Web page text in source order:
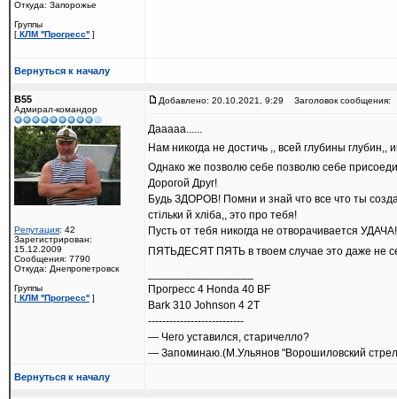
Откуда: Запорожье
Группы
[ КЛМ ''Прогресс'' ]
Вернуться к началу
B55
Адмирал-командор
Репутация: 42
Зарегистрирован:
15.12.2009
Сообщения: 7790
Откуда: Днепропетровск
Группы
[ КЛМ ''Прогресс'' ]
Добавлено: 20.10.2021, 9:29 Заголовок сообщения:
Дааааа......
Нам никогда не достичь ,, всей глубины
Однако же позволю себе позволю себе
Дорогой Друг!
Будь ЗДОРОВ! Помни и знай что все что ты
стільки й хліба,, это про тебя!
Пусть от тебя никогда не отворачивается
ПЯТЬДЕСЯТ ПЯТЬ в твоем случае это даже не
Прогресс 4 Honda 40 BF
Bark 310 Johnson 4 2T
---------------------------
— Чего уставился, старичелло?
— Запоминаю.(М.Ульянов "Ворошиловский
Вернуться к началу